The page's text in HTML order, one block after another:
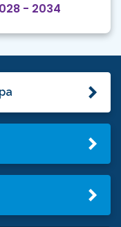
- 2034